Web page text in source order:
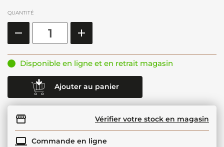
QUANTITÉ
Disponible en ligne et en retrait magasin
Ajouter au panier
Vérifier votre stock en magasin
Commande en ligne